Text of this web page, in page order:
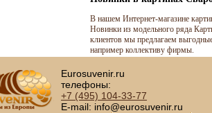
В нашем Интернет-магазине
Новинки из модельного ряда
клиентов мы предлагаем
например коллективу фирмы.
Eurosuvenir.ru
телефоны:
+7 (495) 104-33-77
E-mail: info@eurosuvenir.ru